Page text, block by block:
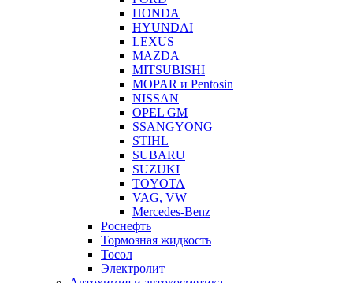
HONDA
HYUNDAI
LEXUS
MAZDA
MITSUBISHI
MOPAR и Pentosin
NISSAN
OPEL GM
SSANGYONG
STIHL
SUBARU
SUZUKI
TOYOTA
VAG, VW
Мercedes-Benz
Роснефть
Тормозная жидкость
Тосол
Электролит